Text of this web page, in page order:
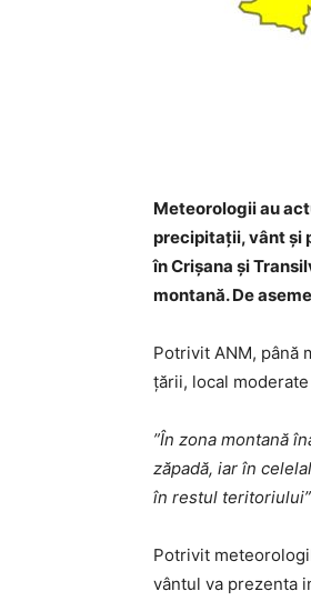
Meteorologii au
precipitaţii, vânt şi
în Crişana şi
montană. De
Potrivit ANM, până
ţării, local
”În zona montană
zăpadă, iar în
în restul teritoriului”
Potrivit
vântul va prezenta